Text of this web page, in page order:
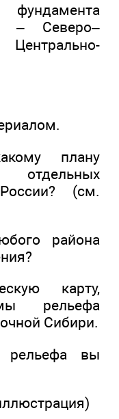
– Северо–
плану
отдельных
(см.
района
карту,
рельефа
Сибири.
рельефа вы